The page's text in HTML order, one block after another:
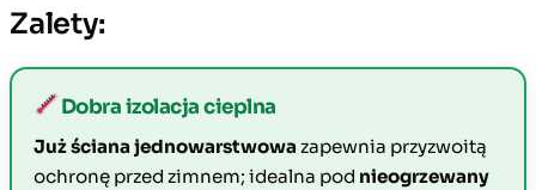
Zalety:
Dobra izolacja cieplna
Już ściana jednowarstwowa zapewnia przyzwoitą
ochronę przed zimnem; idealna pod nieogrzewany